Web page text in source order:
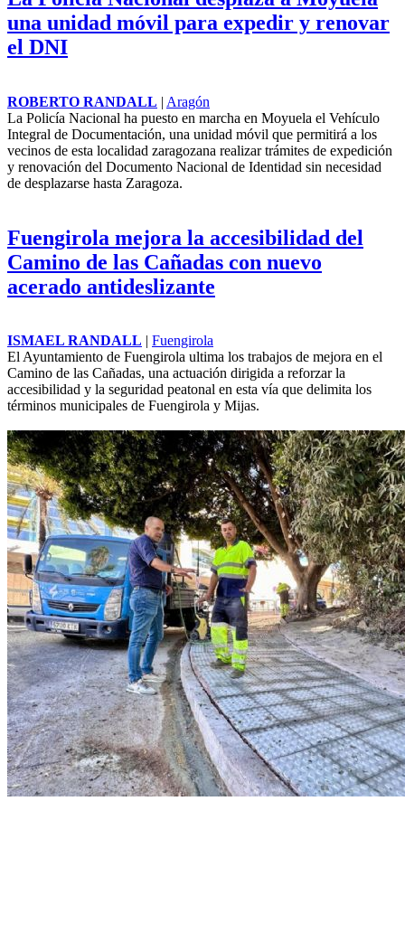
una unidad móvil para expedir y renovar
el DNI
ROBERTO RANDALL | Aragón
La Policía Nacional ha puesto en marcha en Moyuela el Vehículo
Integral de Documentación, una unidad móvil que permitirá a los
vecinos de esta localidad zaragozana realizar trámites de expedición
y renovación del Documento Nacional de Identidad sin necesidad
de desplazarse hasta Zaragoza.
Fuengirola mejora la accesibilidad del
Camino de las Cañadas con nuevo
acerado antideslizante
ISMAEL RANDALL
Fuengirola
El Ayuntamiento de Fuengirola ultima los trabajos de mejora en el
Camino de las Cañadas, una actuación dirigida a reforzar la
accesibilidad y la seguridad peatonal en esta vía que delimita los
términos municipales de Fuengirola y Mijas.